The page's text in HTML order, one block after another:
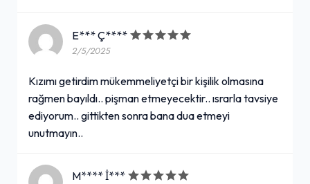
E*** Ç****
2/5/2025
Kızımı getirdim mükemmeliyetçi bir kişilik olmasına
rağmen bayıldı.. pişman etmeyecektir.. ısrarla tavsiye
ediyorum.. gittikten sonra bana dua etmeyi
unutmayın..
M**** İ***